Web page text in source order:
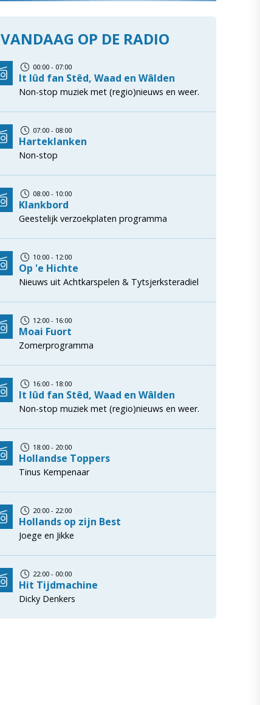
VANDAAG OP DE RADIO
00:00 - 07:00
It lûd fan Stêd, Waad en Wâlden
Non-stop muziek met (regio)nieuws en weer.
07:00 - 08:00
Harteklanken
Non-stop
08:00 - 10:00
Klankbord
Geestelijk verzoekplaten programma
10:00 - 12:00
Op 'e Hichte
Nieuws uit Achtkarspelen & Tytsjerksteradiel
12:00 - 16:00
Moai Fuort
Zomerprogramma
16:00 - 18:00
It lûd fan Stêd, Waad en Wâlden
Non-stop muziek met (regio)nieuws en weer.
18:00 - 20:00
Hollandse Toppers
Tinus Kempenaar
20:00 - 22:00
Hollands op zijn Best
Joege en Jikke
22:00 - 00:00
Hit Tijdmachine
Dicky Denkers